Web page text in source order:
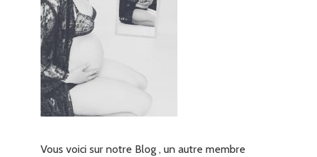
Vous voici sur notre Blog , un autre membre